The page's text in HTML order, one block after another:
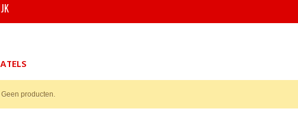
Geen producten.